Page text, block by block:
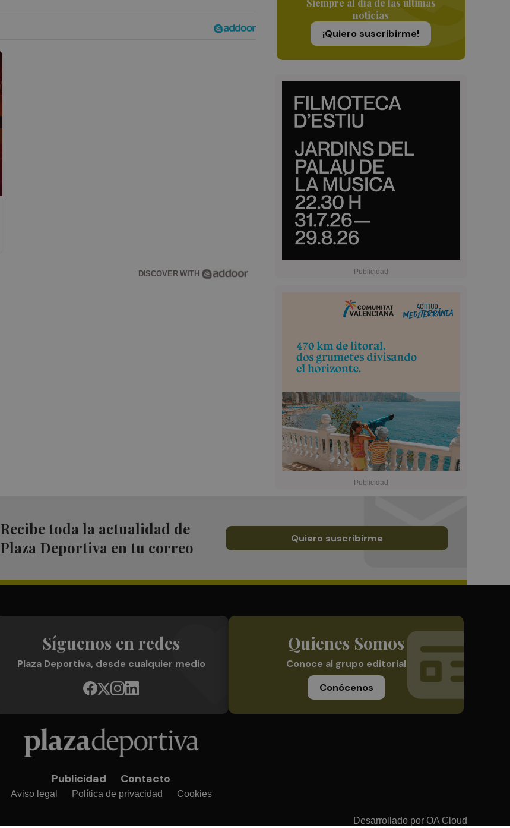
Siempre al día de las últimas
noticias
¡Quiero suscribirme!
DISCOVER WITH
Recibe toda la actualidad de
Plaza Deportiva en tu correo
Quiero suscribirme
Síguenos en redes
Plaza Deportiva, desde cualquier medio
Quienes Somos
Conoce al grupo editorial
Conócenos
Publicidad Contacto
Aviso legal Política de privacidad Cookies
Desarrollado por OA Cloud